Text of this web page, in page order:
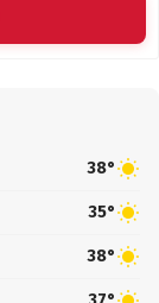
38°
35°
38°